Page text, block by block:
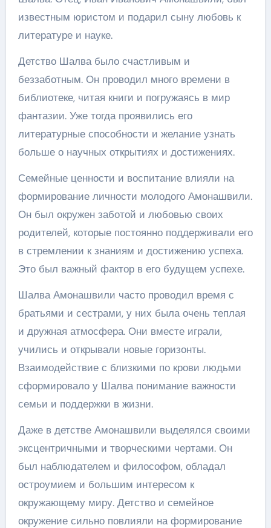
известным юристом и подарил сыну любовь к
литературе и науке.
Детство Шалва было счастливым и
беззаботным. Он проводил много времени в
библиотеке, читая книги и погружаясь в мир
фантазии. Уже тогда проявились его
литературные способности и желание узнать
больше о научных открытиях и достижениях.
Семейные ценности и воспитание влияли на
формирование личности молодого Амонашвили.
Он был окружен заботой и любовью своих
родителей, которые постоянно поддерживали его
в стремлении к знаниям и достижению успеха.
Это был важный фактор в его будущем успехе.
Шалва Амонашвили часто проводил время с
братьями и сестрами, у них была очень теплая
и дружная атмосфера. Они вместе играли,
учились и открывали новые горизонты.
Взаимодействие с близкими по крови людьми
сформировало у Шалва понимание важности
семьи и поддержки в жизни.
Даже в детстве Амонашвили выделялся своими
эксцентричными и творческими чертами. Он
был наблюдателем и философом, обладал
остроумием и большим интересом к
окружающему миру. Детство и семейное
окружение сильно повлияли на формирование